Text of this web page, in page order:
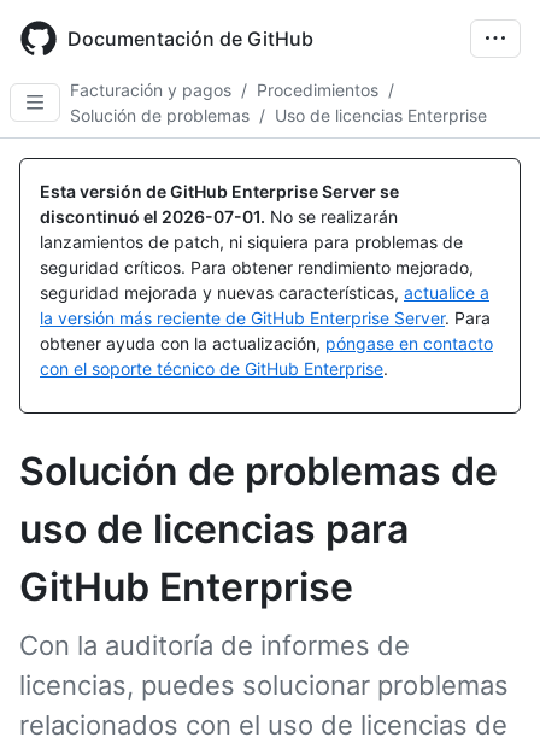
main
content
Documentación de GitHub
Facturación y pagos / Procedimientos /
Solución de problemas / Uso de licencias Enterprise
Esta versión de GitHub Enterprise Server se
discontinuó el 2026-07-01. No se realizarán
lanzamientos de patch, ni siquiera para problemas de
seguridad críticos. Para obtener rendimiento mejorado,
seguridad mejorada y nuevas características, actualice a
la versión más reciente de GitHub Enterprise Server. Para
obtener ayuda con la actualización, póngase en contacto
con el soporte técnico de GitHub Enterprise.
Solución de problemas de
uso de licencias para
GitHub Enterprise
Con la auditoría de informes de
licencias, puedes solucionar problemas
relacionados con el uso de licencias de